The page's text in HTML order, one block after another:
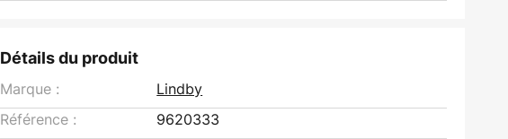
Détails du produit
Marque :
Lindby
Référence :
9620333